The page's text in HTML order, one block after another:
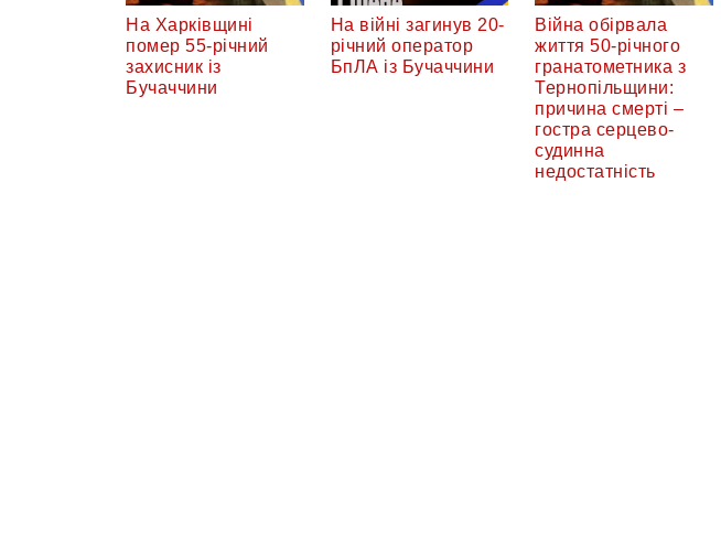
На Харківщині
помер 55-річний
захисник із
Бучаччини
На війні загинув 20-
річний оператор
БпЛА із Бучаччини
Війна обірвала
життя 50-річного
гранатометника з
Тернопільщини:
причина смерті –
гостра серцево-
судинна
недостатність